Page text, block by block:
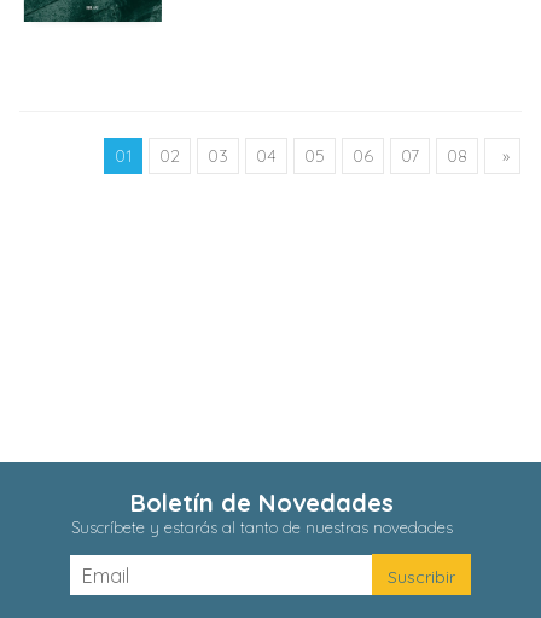
01 02 03 04 05 06 07 08 »
Boletín de Novedades
Suscríbete y estarás al tanto de nuestras novedades